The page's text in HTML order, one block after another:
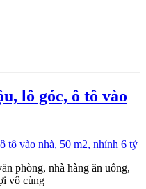
lô góc, ô tô vào
phòng, nhà hàng ăn uống,
vô cùng